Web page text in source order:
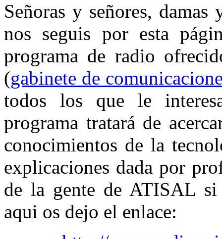
Señoras y señores,
nos seguis por esta
programa de radio
(gabinete de
todos los que le
programa tratará de
conocimientos de la
explicaciones dada por
de la gente de ATISAL
aqui os dejo el enlace: